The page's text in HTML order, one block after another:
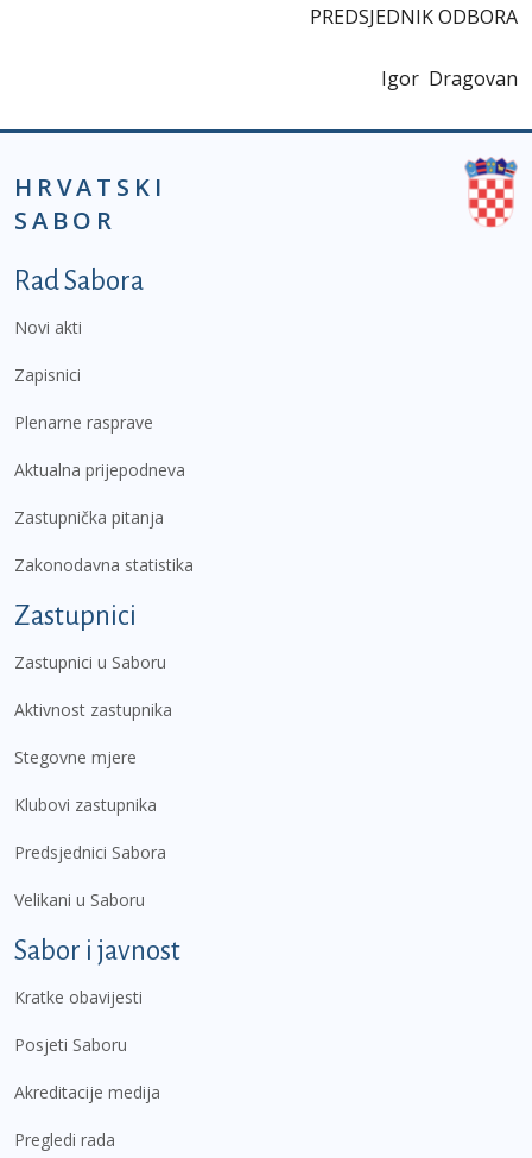
PREDSJEDNIK ODBORA
Igor Dragovan
HRVATSKI
SABOR
Podnožje prvi izbornik
Rad Sabora
Novi akti
Zapisnici
Plenarne rasprave
Aktualna prijepodneva
Zastupnička pitanja
Zakonodavna statistika
Zastupnici
Zastupnici u Saboru
Aktivnost zastupnika
Stegovne mjere
Klubovi zastupnika
Predsjednici Sabora
Velikani u Saboru
Sabor i javnost
Kratke obavijesti
Posjeti Saboru
Akreditacije medija
Pregledi rada